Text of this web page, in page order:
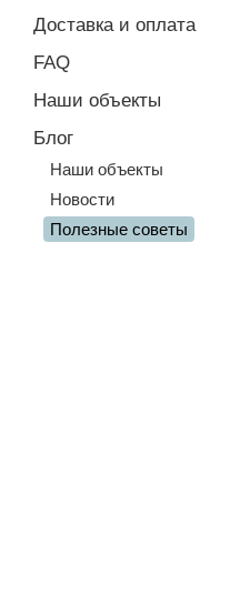
Доставка и оплата
FAQ
Наши объекты
Блог
Наши объекты
Новости
Полезные советы